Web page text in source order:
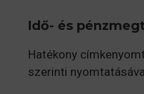
Idő- és
Hatékony
szerinti